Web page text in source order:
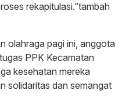
rekapitulasi.”tambah
olahraga pagi ini, anggota
PPK Kecamatan
kesehatan mereka
solidaritas dan semangat